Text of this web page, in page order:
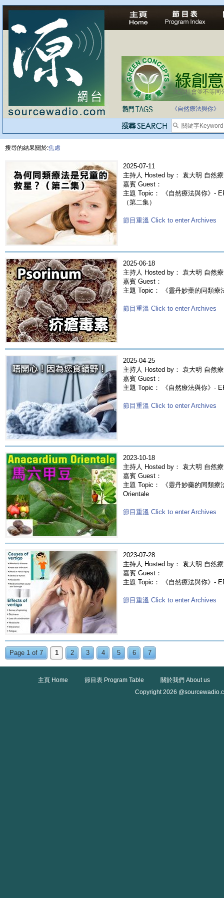
法治社會並不等同
自家教育合法化-
《自然療法與你》
搜尋的結果關於:焦慮
2025-07-11
主持人 Hosted by： 袁大明 自然
嘉賓 Guest：
主題 Topic： 《自然療法與你》-
（第二集）
節目重溫 Click to enter Archives
2025-06-18
主持人 Hosted by： 袁大明 自然
嘉賓 Guest：
主題 Topic： 《靈丹妙藥的同類
節目重溫 Click to enter Archives
2025-04-25
主持人 Hosted by： 袁大明 自然
嘉賓 Guest：
主題 Topic： 《自然療法與你》-
節目重溫 Click to enter Archives
2023-10-18
主持人 Hosted by： 袁大明 自然
嘉賓 Guest：
主題 Topic： 《靈丹妙藥的同類
Orientale
節目重溫 Click to enter Archives
2023-07-28
主持人 Hosted by： 袁大明 自然
嘉賓 Guest：
主題 Topic： 《自然療法與你》-
節目重溫 Click to enter Archives
Page 1 of 7 1 2 3 4 5 6 7
主頁 Home 節目表 Program Table
關於我們 About us
Copyright 2026